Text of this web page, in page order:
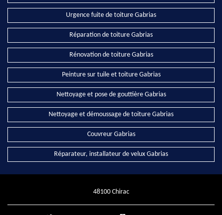
Urgence fuite de toiture Gabrias
Réparation de toiture Gabrias
Rénovation de toiture Gabrias
Peinture sur tuile et toiture Gabrias
Nettoyage et pose de gouttière Gabrias
Nettoyage et démoussage de toiture Gabrias
Couvreur Gabrias
Réparateur, installateur de velux Gabrias
48100 Chirac